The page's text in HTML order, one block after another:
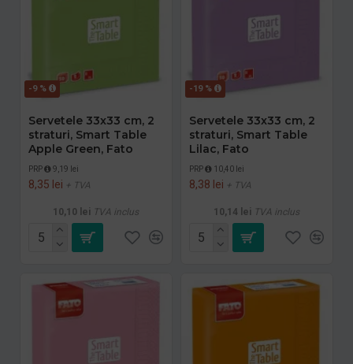
-9 %
Servetele 33x33 cm, 2
straturi, Smart Table
Apple Green, Fato
PRP 9,19 lei
8,35 lei + TVA
10,10 lei TVA inclus
-19 %
Servetele 33x33 cm, 2
straturi, Smart Table
Lilac, Fato
PRP 10,40 lei
8,38 lei + TVA
10,14 lei TVA inclus